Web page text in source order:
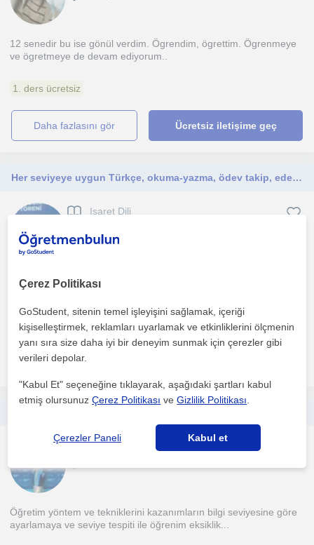
12 senedir bu ise gönül verdim. Ögrendim, ögrettim. Ögrenmeye
ve ögretmeye de devam ediyorum..
1. ders ücretsiz
daha fazlasını gör Ücretsiz iletişime geç
Her seviyeye uygun Türkçe, okuma-yazma, ödev takip, edebiyat, diksiyon, Türk işaret dili ve yabancılara Türkçe öğretimi dersleri
Isaret Dili
Yeni ögretim teknik ve yöntemlerini takip ediyor ve uyguluyorum.
Maarif modeline uygun ders içeriklerine yer veriyo...
1. ders ücretsiz
daha fazlasını gör
Isaret Dili
Öğretim yöntem ve tekniklerini kazanımların bilgi seviyesine göre
ayarlamaya ve seviye tespiti ile öğrenim eksiklik...
Çerez Politikası
GoStudent, sitenin temel işleyişini sağlamak, içeriği
kişiselleştirmek, reklamları uyarlamak ve etkinliklerini ölçmenin
yanı sıra size daha iyi bir deneyim sunmak için çerezler gibi
verileri depolar.
"Kabul Et" seçeneğine tıklayarak, aşağıdaki şartları kabul
etmiş olursunuzÇerez Politikası veGizlilik Politikası
Çerezler Paneli Kabul et